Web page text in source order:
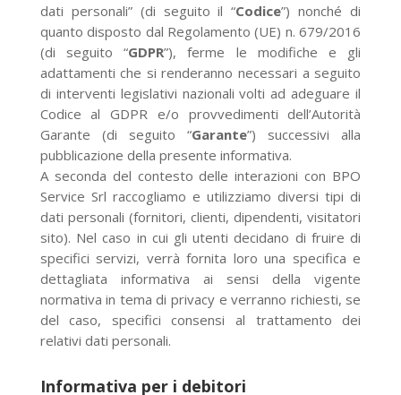
dati personali” (di seguito il “Codice”) nonché di
quanto disposto dal Regolamento (UE) n. 679/2016
(di seguito “GDPR”), ferme le modifiche e gli
adattamenti che si renderanno necessari a seguito
di interventi legislativi nazionali volti ad adeguare il
Codice al GDPR e/o provvedimenti dell’Autorità
Garante (di seguito “Garante”) successivi alla
pubblicazione della presente informativa.
A seconda del contesto delle interazioni con BPO
Service Srl raccogliamo e utilizziamo diversi tipi di
dati personali (fornitori, clienti, dipendenti, visitatori
sito). Nel caso in cui gli utenti decidano di fruire di
specifici servizi, verrà fornita loro una specifica e
dettagliata informativa ai sensi della vigente
normativa in tema di privacy e verranno richiesti, se
del caso, specifici consensi al trattamento dei
relativi dati personali.
Informativa per i debitori